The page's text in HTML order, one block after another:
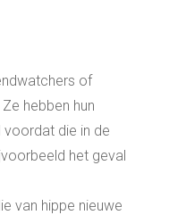
of
hebben hun
die in de
het geval
van hippe nieuwe